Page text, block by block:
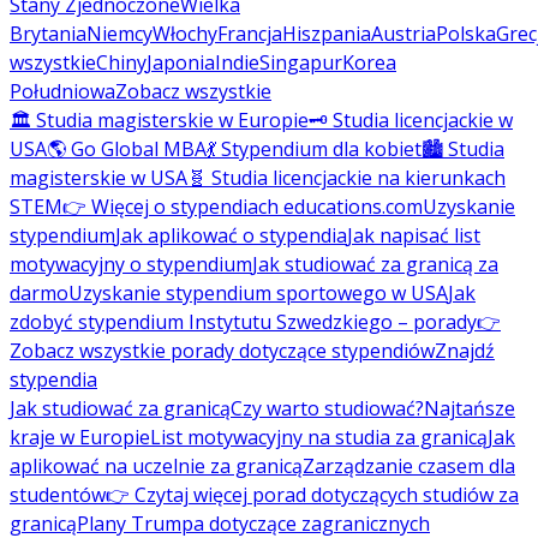
BrytaniaNiemcyWłochyFrancjaHiszpaniaAustriaPolska
wszystkieChinyJaponiaIndieSingapurKorea
PołudniowaZobacz wszystkie
🏛️ Studia magisterskie w Europie🗝️ Studia licencjackie w
USA🌎 Go Global MBA💃 Stypendium dla kobiet🏙️ Studia
magisterskie w USA🧬 Studia licencjackie na kierunkach
STEM👉 Więcej o stypendiach educations.comUzyskanie
stypendiumJak aplikować o stypendiaJak napisać list
motywacyjny o stypendiumJak studiować za granicą za
darmoUzyskanie stypendium sportowego w USAJak
zdobyć stypendium Instytutu Szwedzkiego – porady👉
Zobacz wszystkie porady dotyczące stypendiówZnajdź
stypendia
Jak studiować za granicąCzy warto studiować?Najtańsze
kraje w EuropieList motywacyjny na studia za granicąJak
aplikować na uczelnie za granicąZarządzanie czasem dla
studentów👉 Czytaj więcej porad dotyczących studiów za
granicąPlany Trumpa dotyczące zagranicznych